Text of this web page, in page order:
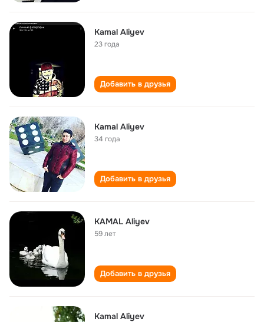
Kamal Aliyev
23 года
Добавить в друзья
Kamal Aliyev
34 года
Добавить в друзья
KAMAL Aliyev
59 лет
Добавить в друзья
Kamal Aliyev